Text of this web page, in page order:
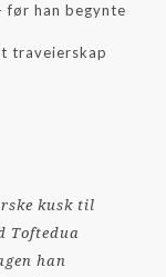
før han begynte
traveierskap
kusk til
Toftedua
han